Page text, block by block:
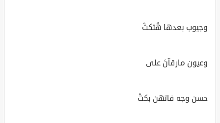
وجيوب بعدها هُتكتْ
وعيون مارقآنَ على
حسن وجه فاتهن بكتْ